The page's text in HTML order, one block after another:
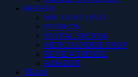
HELFEN
WIE GEHT DAS?
PATREON
PAYPAL SPENDE
MERCHANDISE SHOP
REVIEWSPENDE
AMAZON
TEAM